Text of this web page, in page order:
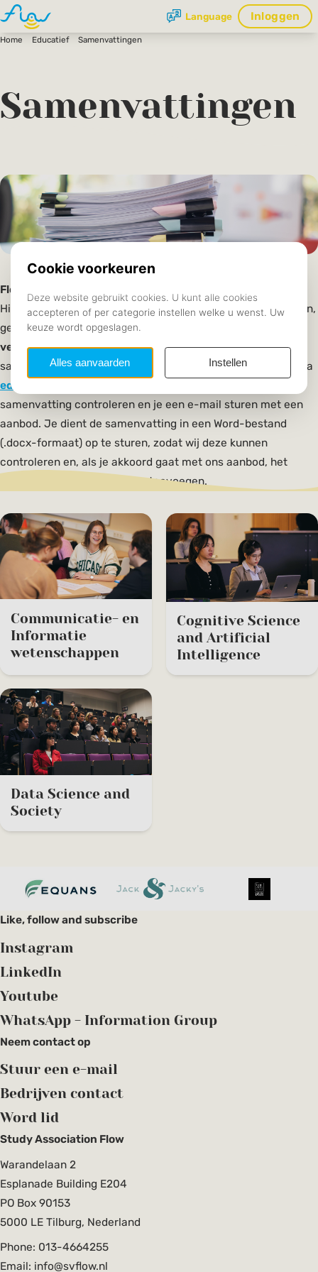
Inloggen
Language
Home Educatief Samenvattingen
Samenvattingen
Flow biedt gratis samenvattingen aan voor haar leden
Hieronder vind je een snelkoppeling naar de samenvattingen,
gecategoriseerd per studie. Je kunt je samenvattingen ook
verkopen aan Flow voor maximaal €17,50!Je kunt je
samenvatting opsturen naar de Educatieve Betrekkingen via
educatievebetrekkingen@svflow.nl
samenvatting controleren en je een e-mail sturen met een
aanbod. Je dient de samenvatting in een Word-bestand
(.docx-formaat) op te sturen, zodat wij deze kunnen
controleren en, als je akkoord gaat met ons aanbod, het
Flow-sjabloon eraan kunnen toevoegen.
Communicatie- en
Informatie
wetenschappen
Cognitive Science
and Artificial
Intelligence
Data Science and
Society
Study Association Flow
Warandelaan 2
Esplanade Building E204
PO Box 90153
5000 LE Tilburg, Nederland
Phone: 013-4664255
Email: info@svflow.nl
Like, follow and subscribe
Instagram
LinkedIn
Youtube
WhatsApp - Information Group
Neem contact op
Stuur een e-mail
Bedrijven contact
Word lid